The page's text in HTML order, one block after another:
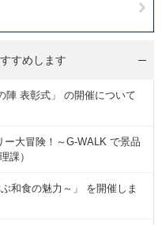
すめします
陣 表彰式」 の開催について
大冒険！～G-WALK で景品
課）
和食の魅力～」 を開催しま